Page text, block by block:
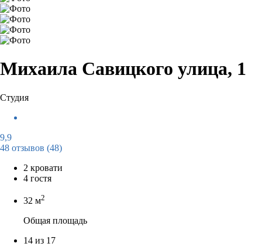
Михаила Савицкого улица, 1
Студия
9,9
48 отзывов (48)
2 кровати
4 гостя
32 м2
Общая площадь
14 из 17